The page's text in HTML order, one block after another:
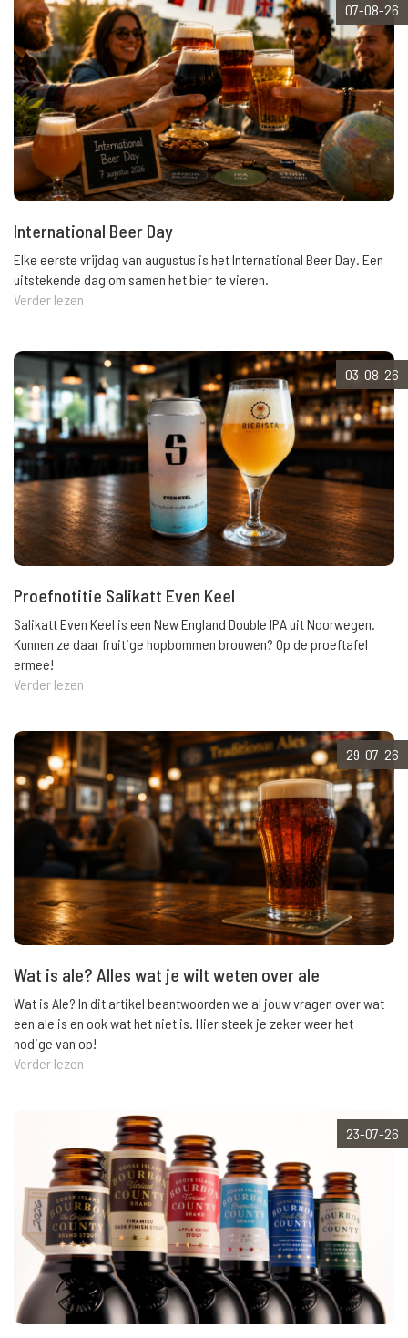
07-08-26
International Beer Day
Elke eerste vrijdag van augustus is het International Beer Day. Een
uitstekende dag om samen het bier te vieren.
Verder lezen
03-08-26
Proefnotitie Salikatt Even Keel
Salikatt Even Keel is een New England Double IPA uit Noorwegen.
Kunnen ze daar fruitige hopbommen brouwen? Op de proeftafel
ermee!
Verder lezen
29-07-26
Wat is ale? Alles wat je wilt weten over ale
Wat is Ale? In dit artikel beantwoorden we al jouw vragen over wat
een ale is en ook wat het niet is. Hier steek je zeker weer het
nodige van op!
Verder lezen
23-07-26